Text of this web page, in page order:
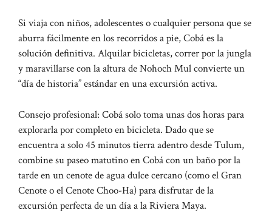
Si viaja con niños, adolescentes o cualquier persona que se
aburra fácilmente en los recorridos a pie, Cobá es la
solución definitiva. Alquilar bicicletas, correr por la jungla
y maravillarse con la altura de Nohoch Mul convierte un
“día de historia” estándar en una excursión activa.
Consejo profesional: Cobá solo toma unas dos horas para
explorarla por completo en bicicleta. Dado que se
encuentra a solo 45 minutos tierra adentro desde Tulum,
combine su paseo matutino en Cobá con un baño por la
tarde en un cenote de agua dulce cercano (como el Gran
Cenote o el Cenote Choo-Ha) para disfrutar de la
excursión perfecta de un día a la Riviera Maya.